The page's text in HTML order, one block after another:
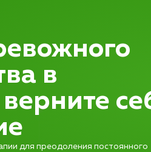
в
для преодоления постоянного